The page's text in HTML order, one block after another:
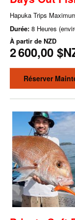
Hapuka Trips
Durée: 8 Heures
À partir de NZD
2 600,00
Réserver